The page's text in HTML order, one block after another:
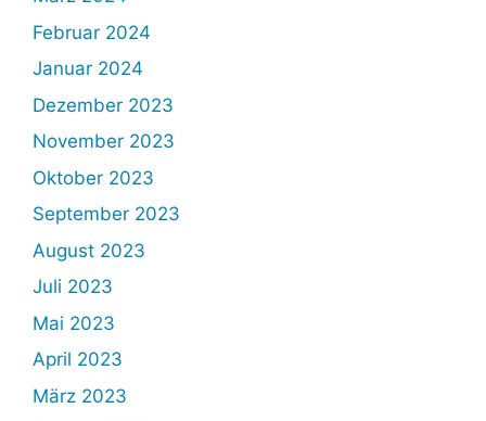
Februar 2024
Januar 2024
Dezember 2023
November 2023
Oktober 2023
September 2023
August 2023
Juli 2023
Mai 2023
April 2023
März 2023